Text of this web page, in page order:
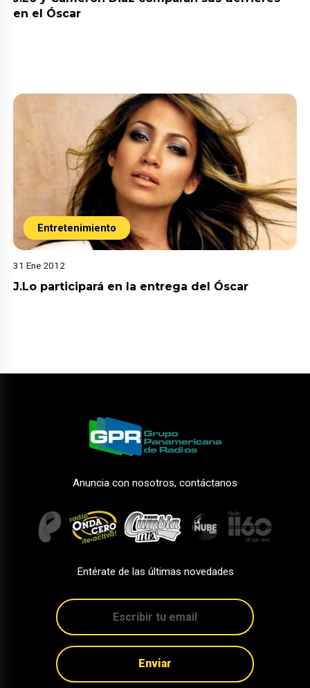
en el Óscar
Entretenimiento
31 Ene 2012
J.Lo participará en la entrega del Óscar
Anuncia con nosotros, contáctanos
Entérate de las últimas novedades
Enviar